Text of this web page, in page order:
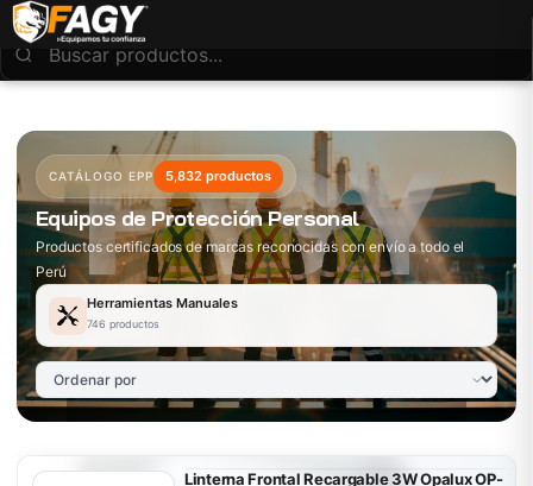
CATÁLOGO EPP 5,832 productos
Equipos de Protección Personal
Productos certificados de marcas reconocidas con envío a todo el
Perú
Herramientas Manuales
746 productos
Linterna Frontal Recargable 3W Opalux OP-